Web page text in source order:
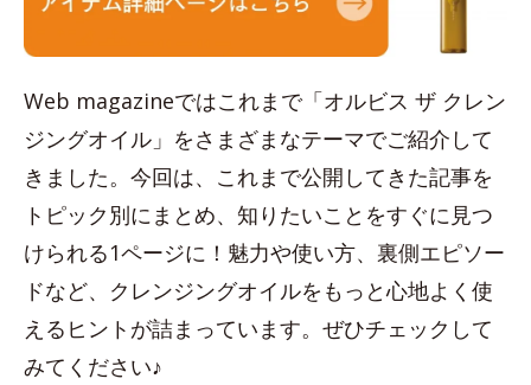
Web magazineではこれまで「オルビス ザ クレン
ジングオイル」をさまざまなテーマでご紹介して
きました。今回は、これまで公開してきた記事を
トピック別にまとめ、知りたいことをすぐに見つ
けられる1ページに！魅力や使い方、裏側エピソー
ドなど、クレンジングオイルをもっと心地よく使
えるヒントが詰まっています。ぜひチェックして
みてください♪